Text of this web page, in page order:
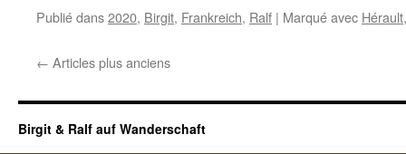
Publié dans2020, Birgit, Frankreich, Ralf | Marqué avec Hérault
← Articles plus anciens
Birgit & Ralf auf Wanderschaft